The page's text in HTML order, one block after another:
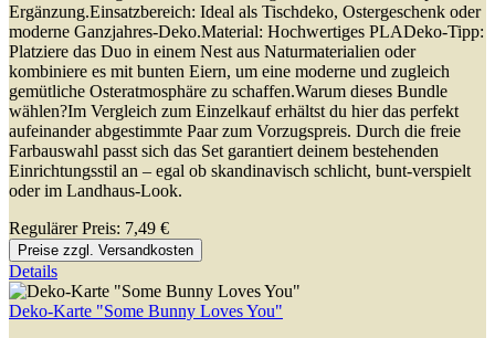
Ergänzung.Einsatzbereich: Ideal als Tischdeko, Ostergeschenk oder
moderne Ganzjahres-Deko.Material: Hochwertiges PLADeko-Tipp:
Platziere das Duo in einem Nest aus Naturmaterialien oder
kombiniere es mit bunten Eiern, um eine moderne und zugleich
gemütliche Osteratmosphäre zu schaffen.Warum dieses Bundle
wählen?Im Vergleich zum Einzelkauf erhältst du hier das perfekt
aufeinander abgestimmte Paar zum Vorzugspreis. Durch die freie
Farbauswahl passt sich das Set garantiert deinem bestehenden
Einrichtungsstil an – egal ob skandinavisch schlicht, bunt-verspielt
oder im Landhaus-Look.
Regulärer Preis: 7,49 €
Preise zzgl. Versandkosten
Details
Deko-Karte "Some Bunny Loves You"